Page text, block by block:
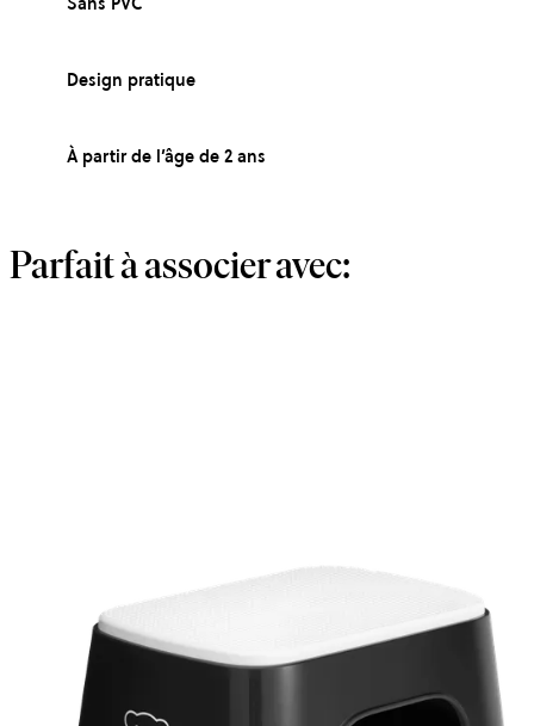
Design pratique
À partir de l’âge de 2 ans
Parfait à associer avec: